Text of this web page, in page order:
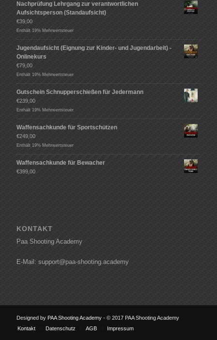
Nachprüfung Lehrgang zur verantwortlichen
Aufsichtsperson (Standaufsicht)
€39,00
Enthält 19% Mehrwertsteuer
Jugendaufsicht (Eignung zur Kinder- und Jugendarbeit) -
Onlinekurs
€79,00
Enthält 19% Mehrwertsteuer
Gutschein Schnupperschießen für Jedermann
€239,00
Enthält 19% Mehrwertsteuer
Waffensachkunde für Sportschützen
€249,00
Enthält 19% Mehrwertsteuer
Waffensachkunde für Bewacher
€399,00
KONTAKT
Paa Shooting Academy
E-Mail: support@paa-shooting.academy
Designed by PAA Shooting Academy- © 2017 PAA Shooting Academy
Kontakt
Datenschutz AGB Impressum